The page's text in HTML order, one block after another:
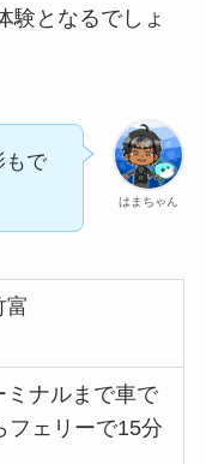
験となるでしょ
はまちゃん
もで
富
ミナルまで車で
フェリーで15分